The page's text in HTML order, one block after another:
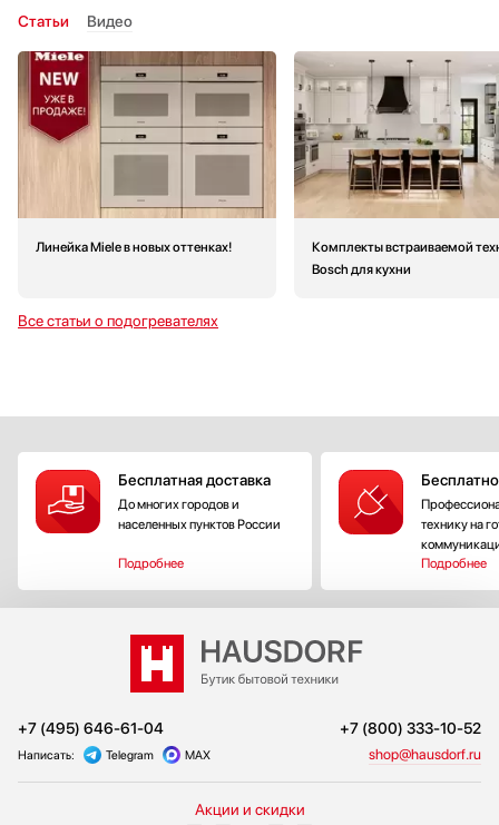
Статьи Видео
Все статьи о подогревателях
Линейка Miele в новых оттенках!
Комплекты встраиваемой
Bosch для кухни
Бесплатная доставка
До многих городов и
населенных пунктов России
Подробнее
технику на
Подробнее
+7 (495) 646-61-04 +7 (800) 333-10-52
Написать: Telegram MAX shop@hausdorf.ru
Акции и скидки